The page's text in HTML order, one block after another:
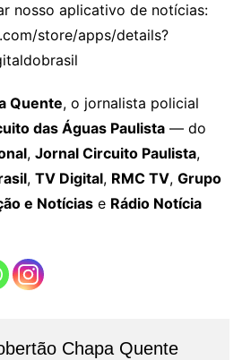
nosso aplicativo de notícias:
store/apps/details?
Quente, o jornalista policial
das Águas Paulista— do
, Jornal Circuito Paulista,
, TV Digital, RMC TV, Grupo
e Notíciase Rádio Notícia
Chapa Quente